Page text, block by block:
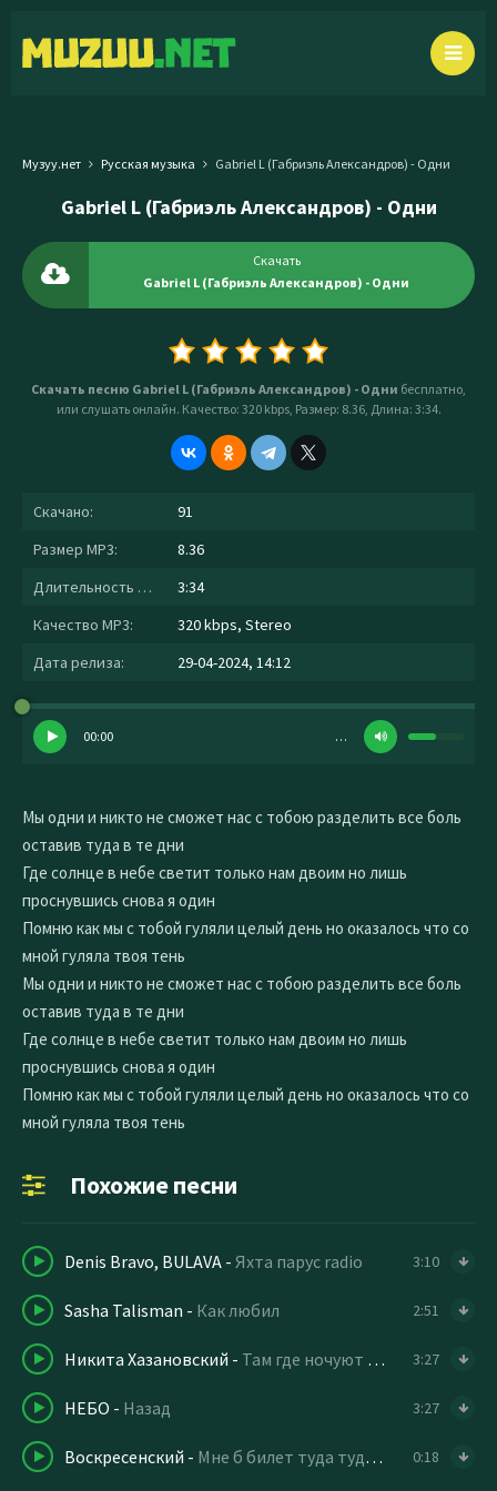
Музуу.нет Русская музыка Gabriel L (Габриэль Александров) - Одни
Gabriel L (Габриэль Александров) - Одни
Скачать
Gabriel L (Габриэль Александров) - Одни
Скачать песню Gabriel L (Габриэль Александров) - Одни бесплатно,
или слушать онлайн. Качество: 320 kbps, Размер: 8.36, Длина: 3:34.
Скачано:
91
Размер MP3:
8.36
Длительность MP3:
3:34
Качество MP3:
320 kbps, Stereo
Дата релиза:
29-04-2024, 14:12
00:00 …
Мы одни и никто не сможет нас с тобою разделить все боль
оставив туда в те дни
Где солнце в небе светит только нам двоим но лишь
проснувшись снова я один
Помню как мы с тобой гуляли целый день но оказалось что со
мной гуляла твоя тень
Мы одни и никто не сможет нас с тобою разделить все боль
оставив туда в те дни
Где солнце в небе светит только нам двоим но лишь
проснувшись снова я один
Помню как мы с тобой гуляли целый день но оказалось что со
мной гуляла твоя тень
Похожие песни
Denis Bravo, BULAVA - Яхта парус radio 3:10
Sasha Talisman - Как любил 2:51
Никита Хазановский - Там где ночуют туманы 3:27
НЕБО - Назад 3:27
Воскресенский - Мне б билет туда туда где солнце светит 0:18